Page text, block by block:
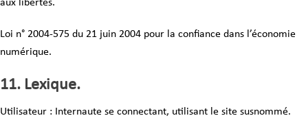
aux libertés.
Loi n° 2004-575 du 21 juin 2004 pour la confiance dans l’économie
numérique.
11. Lexique.
Utilisateur : Internaute se connectant, utilisant le site susnommé.